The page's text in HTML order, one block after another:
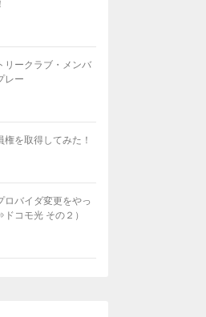
リークラブ・メンバ
レー
権を取得してみた！
ロバイダ変更をやっ
コモ光 その２）